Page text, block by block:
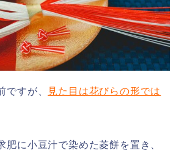
ですが、
見た目は花びらの形では
肥に小豆汁で染めた菱餅を置き、